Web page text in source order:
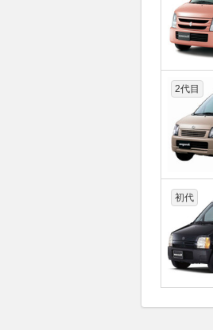
2代目
初代